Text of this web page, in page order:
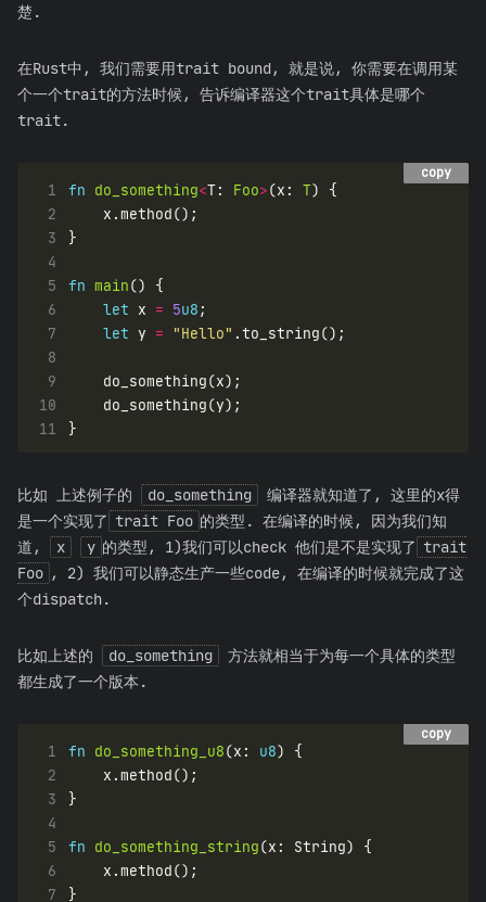
楚.
在Rust中, 我们需要用trait bound, 就是说, 你需要在调用某
个一个trait的方法时候, 告诉编译器这个trait具体是哪个
trait.
copy
copy
1 fn do_something<T: Foo>(x: T
2
3
4
5
fn main
6
let x = 5u8
7
let y = "Hello"
8
9
10
11
比如 上述例子的 do_something
编译器就知道了, 这里的x得
是一个实现了 trait Foo 的类型. 在编译的时候, 因为我们知
道,
x y 的类型, 1)我们可以check 他们是不是实现了 trait
Foo , 2) 我们可以静态生产一些code, 在编译的时候就完成了这
个dispatch.
比如上述的 do_something
方法就相当于为每一个具体的类型
都生成了一个版本.
copy
copy
1 fn do_something_u8(x: u8
2
3
4
5
fn do_something_string
6
7